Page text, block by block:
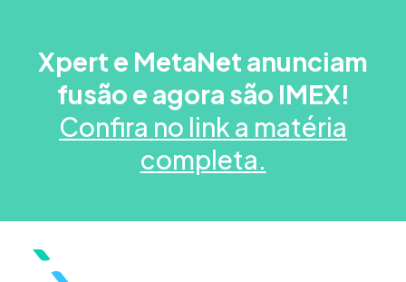
Xpert e MetaNet anunciam
fusão e agora são IMEX!
Confira no link a matéria
completa.